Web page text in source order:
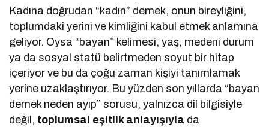
Kadına doğrudan “kadın” demek, onun bireyliğini,
toplumdaki yerini ve kimliğini kabul etmek anlamına
geliyor. Oysa “bayan” kelimesi, yaş, medeni durum
ya da sosyal statü belirtmeden soyut bir hitap
içeriyor ve bu da çoğu zaman kişiyi tanımlamak
yerine uzaklaştırıyor. Bu yüzden son yıllarda “bayan
demek neden ayıp” sorusu, yalnızca dil bilgisiyle
değil, toplumsal eşitlik anlayışıyla da